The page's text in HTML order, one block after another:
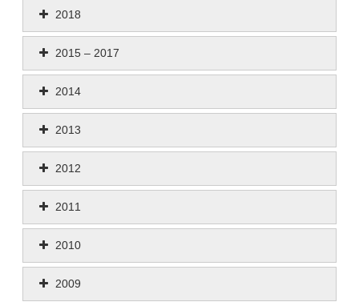
2018
2015 – 2017
2014
2013
2012
2011
2010
2009